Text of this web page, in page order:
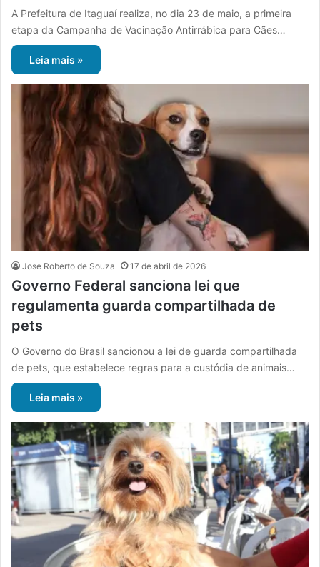
A Prefeitura de Itaguaí realiza, no dia 23 de maio, a primeira
etapa da Campanha de Vacinação Antirrábica para Cães…
Leia mais »
Jose Roberto de Souza 17 de abril de 2026
Governo Federal sanciona lei que
regulamenta guarda compartilhada de
pets
O Governo do Brasil sancionou a lei de guarda compartilhada
de pets, que estabelece regras para a custódia de animais…
Leia mais »